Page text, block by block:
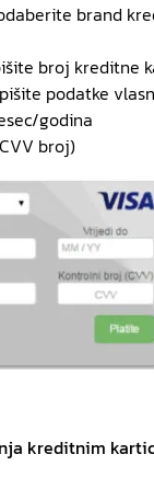
brand
broj kreditne
podatke
godina
broj)
kreditnim